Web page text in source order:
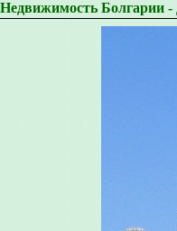
Недвижимость Болгарии -